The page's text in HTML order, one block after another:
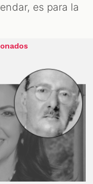
es para la